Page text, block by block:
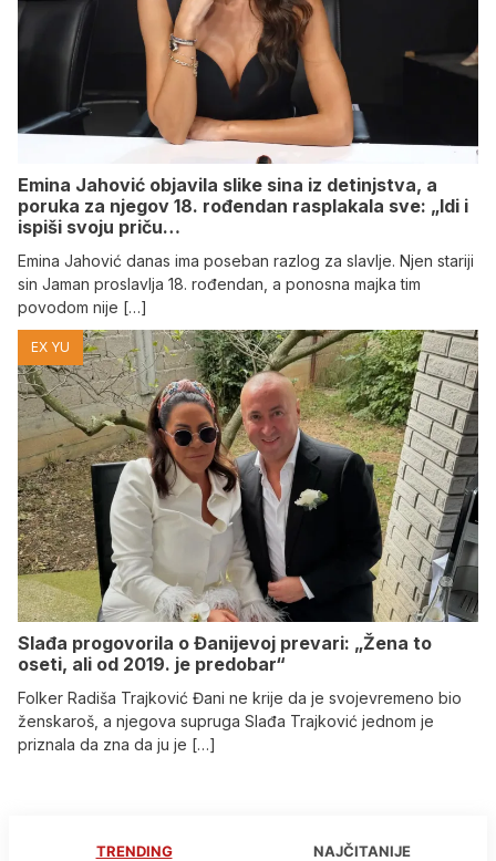
Emina Jahović objavila slike sina iz detinjstva, a
poruka za njegov 18. rođendan rasplakala sve: „Idi i
ispiši svoju priču…
Emina Jahović danas ima poseban razlog za slavlje. Njen stariji
sin Jaman proslavlja 18. rođendan, a ponosna majka tim
povodom nije […]
EX YU
Slađa progovorila o Đanijevoj prevari: „Žena to
oseti, ali od 2019. je predobar“
Folker Radiša Trajković Đani ne krije da je svojevremeno bio
ženskaroš, a njegova supruga Slađa Trajković jednom je
priznala da zna da ju je […]
TRENDING NAJČITANIJE